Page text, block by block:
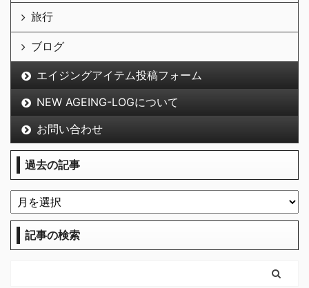
旅行
ブログ
エイジングアイテム投稿フォーム
NEW AGEING-LOGについて
お問い合わせ
過去の記事
記事の検索